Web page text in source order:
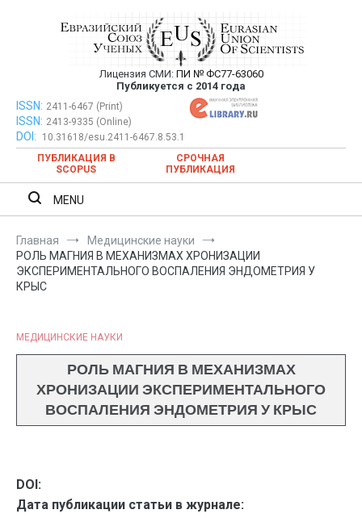
Евразийский Союз Ученых —
публикация научных статей в
ежемесячном научном журнале
Лицензия СМИ: ПИ № ФС77-63060
Публикуется с 2014 года
Евразийский Союз Ученых — публикация научных статей в
ежемесячном научном журнале
ISSN: 2411-6467 (Print)
ISSN: 2413-9335 (Online)
DOI:
10.31618/esu.2411-6467.8.53.1
ПУБЛИКАЦИЯ В
SCOPUS
СРОЧНАЯ
ПУБЛИКАЦИЯ
MENU
Главная
Медицинские науки
РОЛЬ МАГНИЯ В МЕХАНИЗМАХ ХРОНИЗАЦИИ
ЭКСПЕРИМЕНТАЛЬНОГО ВОСПАЛЕНИЯ ЭНДОМЕТРИЯ У
КРЫС
МЕДИЦИНСКИЕ НАУКИ
РОЛЬ МАГНИЯ В МЕХАНИЗМАХ
ХРОНИЗАЦИИ ЭКСПЕРИМЕНТАЛЬНОГО
ВОСПАЛЕНИЯ ЭНДОМЕТРИЯ У КРЫС
DOI:
Дата публикации статьи в журнале: